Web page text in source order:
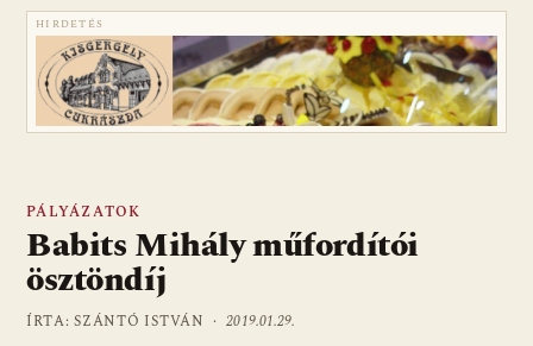
HIRDETÉS
PÁLYÁZATOK
Babits Mihály műfordítói
ösztöndíj
ÍRTA: SZÁNTÓ ISTVÁN ·2019.01.29.